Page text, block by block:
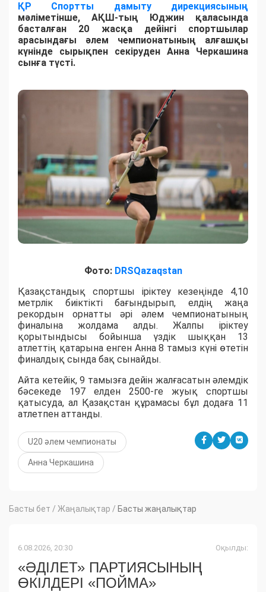
ҚР Спортты дамыту дирекциясының
мәліметінше, АҚШ-тың Юджин қаласында
басталған 20 жасқа дейінгі спортшылар
арасындағы әлем чемпионатының алғашқы
күнінде сырықпен секіруден Анна Черкашина
сынға түсті.
Фото: DRSQazaqstan
Қазақстандық спортшы іріктеу кезеңінде 4,10
метрлік биіктікті бағындырып, елдің жаңа
рекордын орнатты әрі әлем чемпионатының
финалына жолдама алды. Жалпы іріктеу
қорытындысы бойынша үздік шыққан 13
атлеттің қатарына енген Анна 8 тамыз күні өтетін
финалдық сында бақ сынайды.
Айта кетейік, 9 тамызға дейін жалғасатын әлемдік
бәсекеде 197 елден 2500-ге жуық спортшы
қатысуда, ал Қазақстан құрамасы бұл додаға 11
атлетпен аттанды.
U20 әлем чемпионаты
Анна Черкашина
Басты бет / Жаңалықтар / Басты жаңалықтар
6.08.2026, 20:30 Оқылды:
«ӘДІЛЕТ» ПАРТИЯСЫНЫҢ
ӨКІЛДЕРІ «ПОЙМА»